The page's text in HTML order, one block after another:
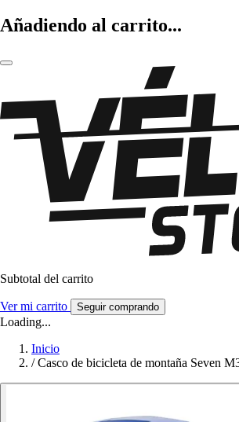
Añadiendo al carrito...
Subtotal del carrito
Ver mi carrito Seguir comprando
Loading...
Inicio
/ Casco de bicicleta de montaña Seven